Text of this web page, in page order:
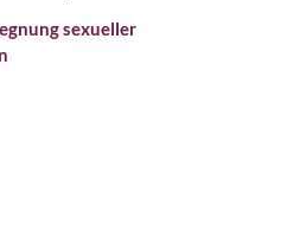
sexueller